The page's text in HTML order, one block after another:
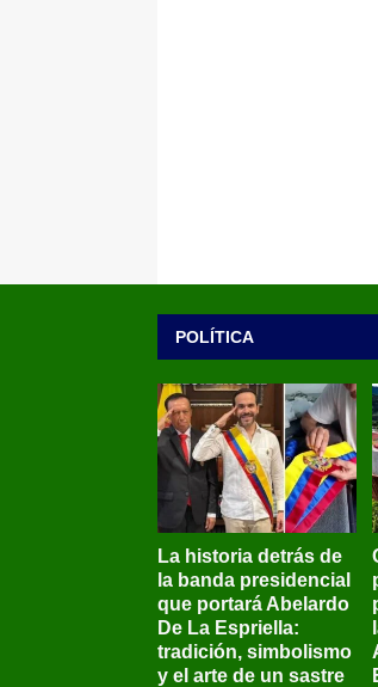
POLÍTICA
La historia detrás de
la banda presidencial
que portará Abelardo
De La Espriella:
tradición, simbolismo
y el arte de un sastre